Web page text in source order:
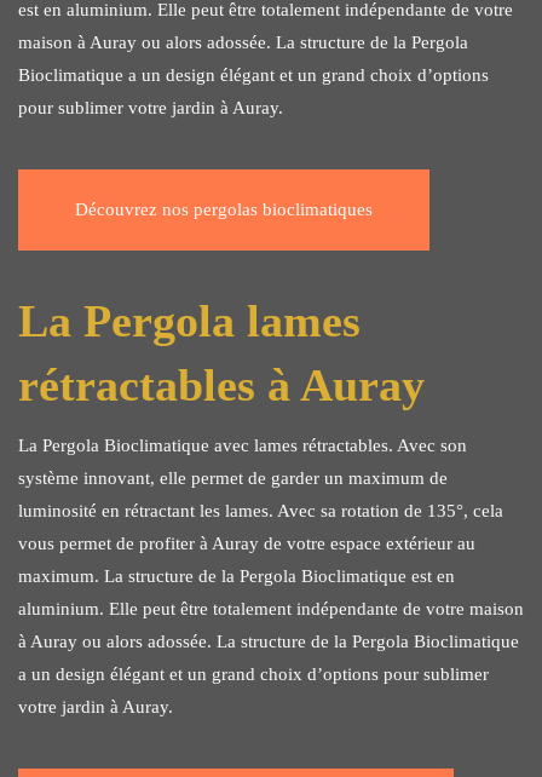
est en aluminium. Elle peut être totalement indépendante de votre
maison à Auray ou alors adossée. La structure de la Pergola
Bioclimatique a un design élégant et un grand choix d’options
pour sublimer votre jardin à Auray.
Découvrez nos pergolas bioclimatiques
La Pergola lames
rétractables à Auray
La Pergola Bioclimatique avec lames rétractables. Avec son
système innovant, elle permet de garder un maximum de
luminosité en rétractant les lames. Avec sa rotation de 135°, cela
vous permet de profiter à Auray de votre espace extérieur au
maximum. La structure de la Pergola Bioclimatique est en
aluminium. Elle peut être totalement indépendante de votre maison
à Auray ou alors adossée. La structure de la Pergola Bioclimatique
a un design élégant et un grand choix d’options pour sublimer
votre jardin à Auray.